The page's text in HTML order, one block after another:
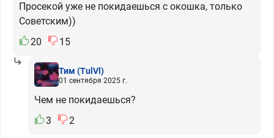
Просекой уже не покидаешься с окошка, только
Советским))
20
15
Тим (TulVl)
01 сентября 2025 г.
Чем не покидаешься?
3
2